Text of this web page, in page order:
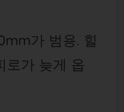
가 범용. 힐
로가 늦게 옵